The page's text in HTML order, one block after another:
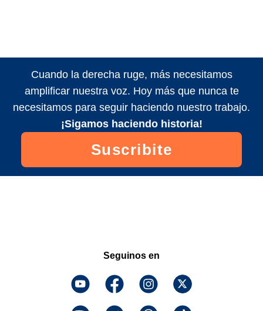
Cuando la derecha ruge, más necesitamos
amplificar nuestra voz. Hoy más que nunca te
necesitamos para seguir haciendo nuestro trabajo.
¡Sigamos haciendo historia!
Suscribite
Seguinos en